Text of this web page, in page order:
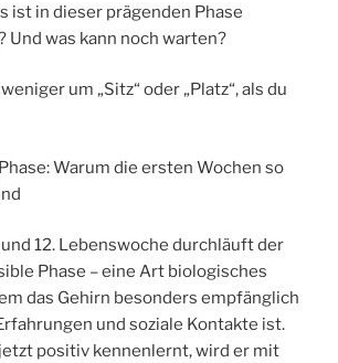
ist in dieser prägenden Phase
Und was kann noch warten?
um „Sitz“ oder „Platz“, als du
Warum die ersten Wochen so
12. Lebenswoche durchläuft der
Phase – eine Art biologisches
das Gehirn besonders empfänglich
und soziale Kontakte ist.
positiv kennenlernt, wird er mit